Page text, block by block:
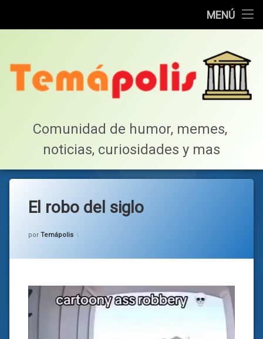
MENÚ
Lista de Megapost
Tabla de puntos
Comunidad de humor, memes,
noticias, curiosidades y mas
El robo del siglo
por Temápolis